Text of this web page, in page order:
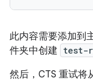
此内容需要添加到
件夹中创建 test-
然后，CTS 重试将